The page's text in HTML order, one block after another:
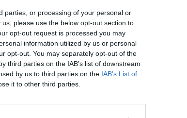
parties, or processing of your personal or
please use the below opt-out section to
opt-out request is processed you may
information utilized by us or personal
opt-out. You may separately opt-out of the
third parties on the IAB’s list of downstream
by us to third parties on the IAB’s List of
it to other third parties.